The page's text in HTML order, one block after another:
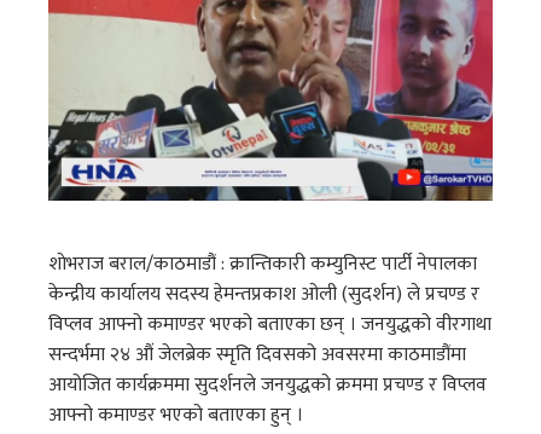
शाेभराज बराल/काठमाडौं : क्रान्तिकारी कम्युनिस्ट पार्टी नेपालका
केन्द्रीय कार्यालय सदस्य हेमन्तप्रकाश ओली (सुदर्शन) ले प्रचण्ड र
विप्लव आफ्नो कमाण्डर भएको बताएका छन् । जनयुद्धको वीरगाथा
सन्दर्भमा २४ औं जेलब्रेक स्मृति दिवसको अवसरमा काठमाडौंमा
आयोजित कार्यक्रममा सुदर्शनले जनयुद्धको क्रममा प्रचण्ड र विप्लव
आफ्नो कमाण्डर भएको बताएका हुन् ।